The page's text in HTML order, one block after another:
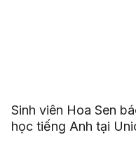
Sinh viên Hoa Sen
học tiếng Anh tại